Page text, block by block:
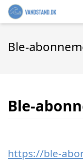
Ble-
Ble-
https://ble-